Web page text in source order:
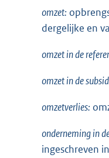
omzet:
dergelijke en
omzet in de
omzet in de
omzetverlies:
onderneming in
ingeschreven